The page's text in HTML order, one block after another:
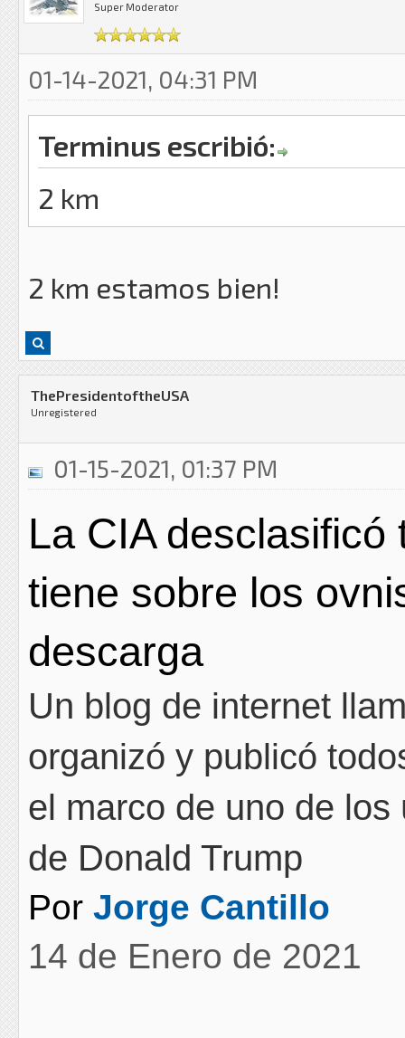
Super Moderator
01-14-2021, 04:31 PM
Terminus escribió:
2 km
2 km estamos bien!
ThePresidentoftheUSA
Unregistered
01-15-2021, 01:37 PM
La CIA
tiene sobre los
descarga
Un blog de internet
organizó y publicó
el marco de uno de
de Donald Trump
Por Jorge Cantillo
14 de Enero de 2021